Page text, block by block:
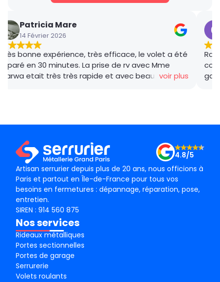
Patricia Mare
14 Février 2026
Très bonne expérience, très efficace, le volet a été
réparé en 30 minutes. La prise de rv avec Mme
Marwa etait très très rapide et avec beaucoup de
voir plus
Artisan serrurier depuis plus de 20 ans, nous officions à
Paris et partout en Île-de-France pour tous vos
besoins en fermetures : dépannage, réparation, pose,
entretien.
4.8/5
SIREN : 914 560 875
Nos services
Rideaux métalliques
Portes sectionnelles
Portes de garage
Serrurerie
Volets roulants